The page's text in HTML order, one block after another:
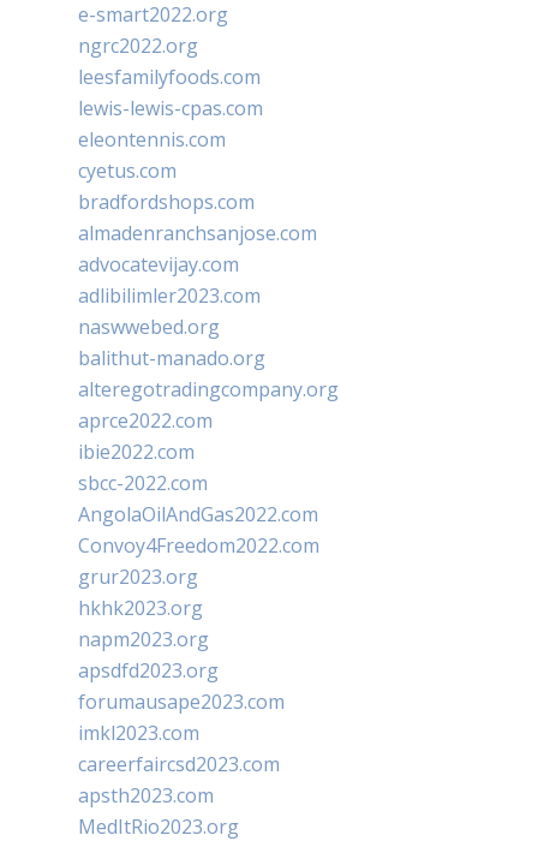
e-smart2022.org
ngrc2022.org
leesfamilyfoods.com
lewis-lewis-cpas.com
eleontennis.com
cyetus.com
bradfordshops.com
almadenranchsanjose.com
advocatevijay.com
adlibilimler2023.com
naswwebed.org
balithut-manado.org
alteregotradingcompany.org
aprce2022.com
ibie2022.com
sbcc-2022.com
AngolaOilAndGas2022.com
Convoy4Freedom2022.com
grur2023.org
hkhk2023.org
napm2023.org
apsdfd2023.org
forumausape2023.com
imkl2023.com
careerfaircsd2023.com
apsth2023.com
MedItRio2023.org